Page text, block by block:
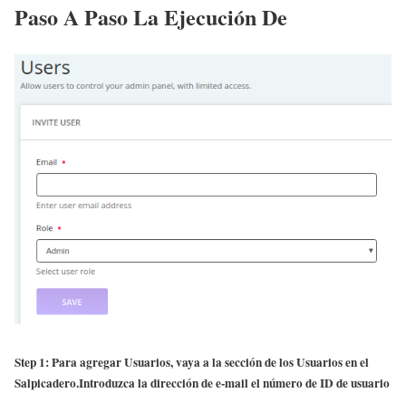
Paso A Paso La Ejecución De
Step 1: Para agregar Usuarios, vaya a la sección de los Usuarios en el
Salpicadero.Introduzca la dirección de e-mail el número de ID de usuario